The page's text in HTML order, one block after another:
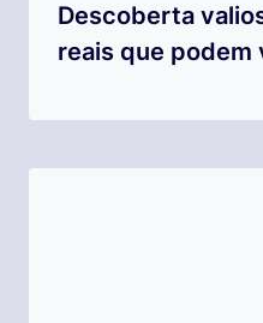
Descoberta
reais que podem